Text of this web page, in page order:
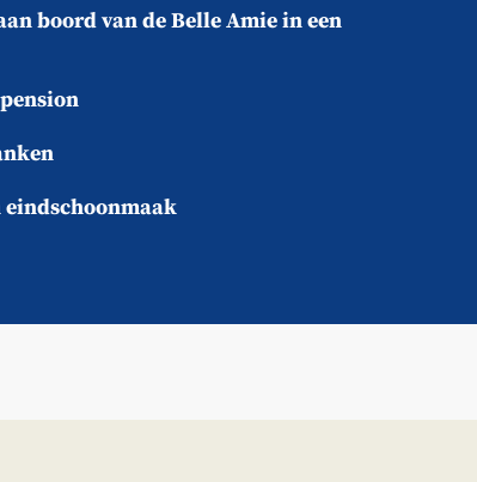
boord van de Belle Amie in een
eindschoonmaak